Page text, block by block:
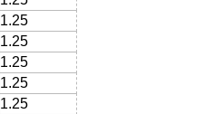
1.25
1.25
1.25
1.25
1.25